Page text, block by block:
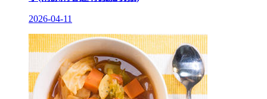
2026-04-11